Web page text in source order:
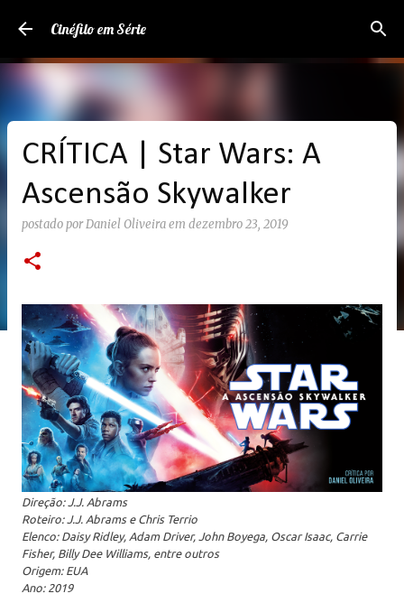
Pular para o conteúdo principal
Cinéfilo em Série
CRÍTICA | Star Wars: A
Ascensão Skywalker
postado porDaniel Oliveiraem dezembro 23, 2019
Direção: J.J. Abrams
Roteiro: J.J. Abrams e Chris Terrio
Elenco: Daisy Ridley, Adam Driver, John Boyega, Oscar Isaac, Carrie
Fisher, Billy Dee Williams, entre outros
Origem: EUA
Ano: 2019